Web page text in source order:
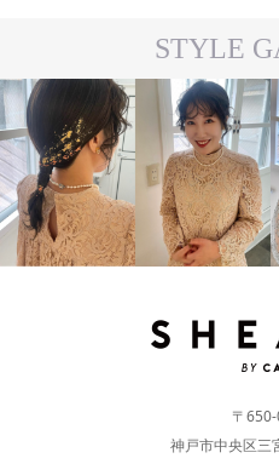
STYLE
#ARRANGE
〒
神戸市中央区三